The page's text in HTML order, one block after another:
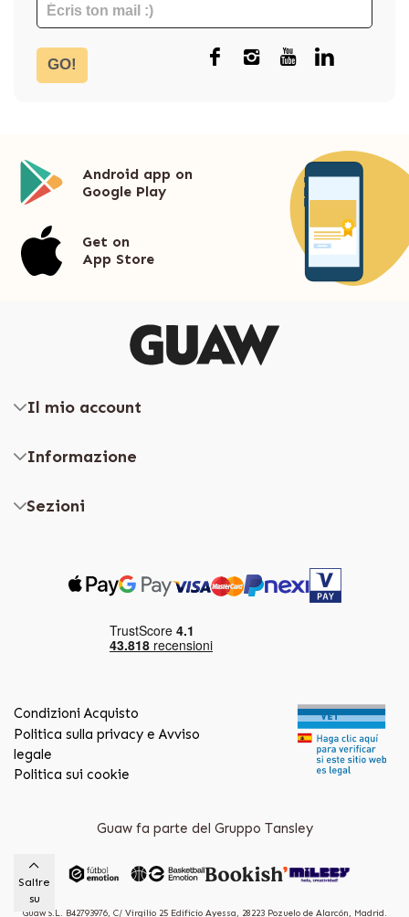
GO!
Android app on
Google Play
Get on
App Store
Il mio account
Informazione
Sezioni
Condizioni Acquisto
Politica sulla privacy e Avviso
legale
Politica sui cookie
Guaw fa parte del Gruppo Tansley
Guaw S.L. B42793976, C/ Virgilio 25 Edificio Ayessa, 28223 Pozuelo de Alarcón, Madrid.
Salire
su